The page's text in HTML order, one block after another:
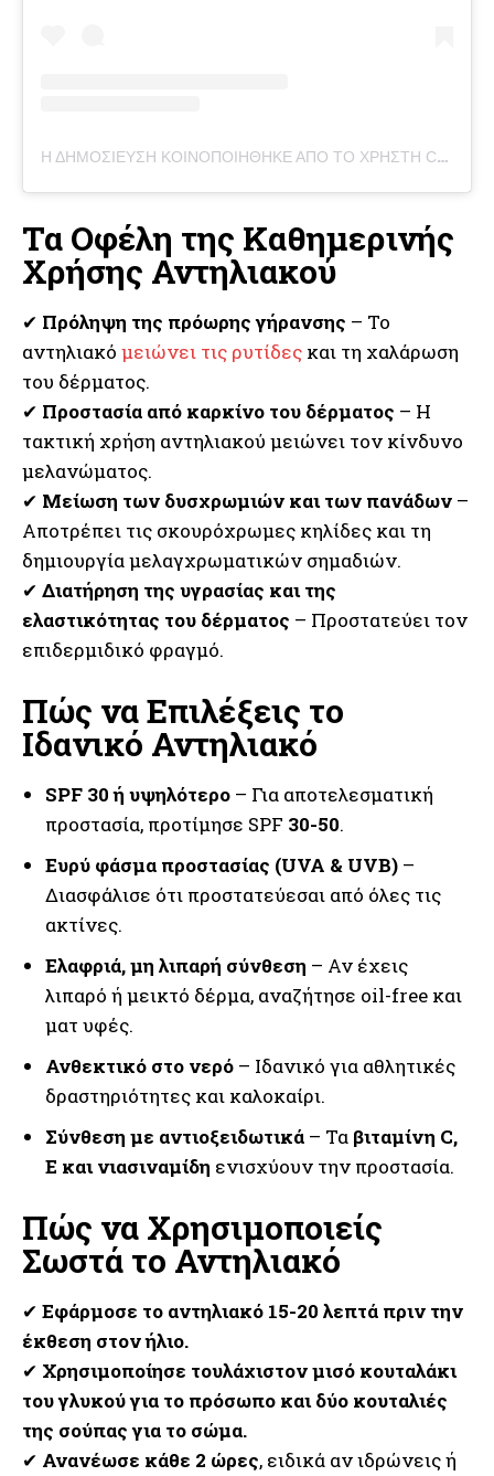
Η ΔΗΜΟΣΊΕΥΣΗ ΚΟΙΝΟΠΟΙΉΘΗΚΕ ΑΠΌ ΤΟ ΧΡΉΣΤΗ CLEAN SKIN CLUB (@CLEANSKINCLUB)
Τα Οφέλη της Καθημερινής
Χρήσης Αντηλιακού
✔ Πρόληψη της πρόωρης γήρανσης – Το
αντηλιακό μειώνει τις ρυτίδες και τη χαλάρωση
του δέρματος.
✔ Προστασία από καρκίνο του δέρματος – Η
τακτική χρήση αντηλιακού μειώνει τον κίνδυνο
μελανώματος.
✔ Μείωση των δυσχρωμιών και των πανάδων –
Αποτρέπει τις σκουρόχρωμες κηλίδες και τη
δημιουργία μελαγχρωματικών σημαδιών.
✔ Διατήρηση της υγρασίας και της
ελαστικότητας του δέρματος – Προστατεύει τον
επιδερμιδικό φραγμό.
Πώς να Επιλέξεις το
Ιδανικό Αντηλιακό
SPF 30 ή υψηλότερο – Για αποτελεσματική
προστασία, προτίμησε SPF 30-50.
Ευρύ φάσμα προστασίας (UVA & UVB) –
Διασφάλισε ότι προστατεύεσαι από όλες τις
ακτίνες.
Ελαφριά, μη λιπαρή σύνθεση – Αν έχεις
λιπαρό ή μεικτό δέρμα, αναζήτησε oil-free και
ματ υφές.
Ανθεκτικό στο νερό – Ιδανικό για αθλητικές
δραστηριότητες και καλοκαίρι.
Σύνθεση με αντιοξειδωτικά – Τα βιταμίνη C,
E και νιασιναμίδη ενισχύουν την προστασία.
Πώς να Χρησιμοποιείς
Σωστά το Αντηλιακό
✔ Εφάρμοσε το αντηλιακό 15-20 λεπτά πριν την
έκθεση στον ήλιο.
✔ Χρησιμοποίησε τουλάχιστον μισό κουταλάκι
του γλυκού για το πρόσωπο και δύο κουταλιές
της σούπας για το σώμα.
✔ Ανανέωσε κάθε 2 ώρες, ειδικά αν ιδρώνεις ή